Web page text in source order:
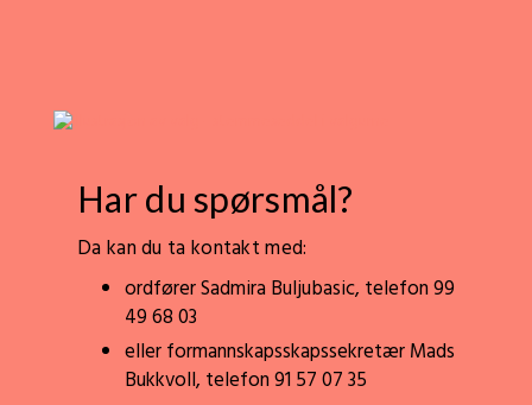
Har du spørsmål?
Da kan du ta kontakt med:
ordfører Sadmira Buljubasic, telefon 99
49 68 03
eller formannskapsskapssekretær Mads
Bukkvoll, telefon 91 57 07 35